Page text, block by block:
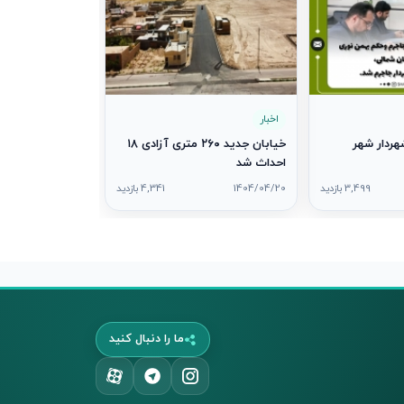
شهر
3,499 بازدید
اخبار
خیابان جدید ۲۶۰ متری آزادی ۱۸
احداث شد
1404/04/20 4,341 بازدید
ما را دنبال کنید